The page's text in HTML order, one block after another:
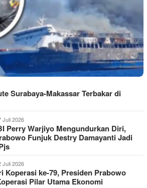
Surabaya-Makassar Terbakar di
Juli 2026
Perry Warjiyo Mengundurkan Diri,
Funjuk Destry Damayanti Jadi
Juli 2026
Koperasi ke-79, Presiden Prabowo
Pilar Utama Ekonomi